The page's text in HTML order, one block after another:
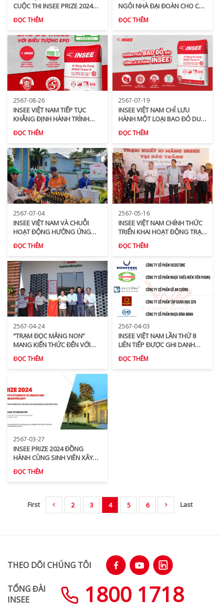
CUỘC THI INSEE PRIZE 2024
CUỘC TRANH TÀI CỦA NHỮNG
Ý TƯỞNG XÂY DỰNG BỀN
ĐỌC THÊM
NGÔI NHÀ ĐẠI ĐOÀN CHO CÁC
HỘ DÂN KHÓ KHĂN TẠI HUYỆN
KIÊN LƯƠNG TRONG NĂM
ĐỌC THÊM
2567-08-26
INSEE VIỆT NAM TIẾP TỤC
KHẲNG ĐỊNH HÀNH TRÌNH
PHÁT TRIỂN BỀN VỮNG VÀ
TĂNG CƯỜNG NHẬN DIỆN
TUYÊN BỐ SẢN PHẨM MÔI
TRƯỜNG (EPD) TRÊN BAO BÌ
ĐỌC THÊM
2567-07-19
INSEE VIỆT NAM CHỈ LƯU
HÀNH MỘT LOẠI BAO ĐỎ DUY
NHẤT CHO SẢN PHẨM XI
MĂNG ĐA DỤNG INSEE
ĐỌC THÊM
2567-07-04
INSEE VIỆT NAM VÀ CHUỖI
HOẠT ĐỘNG HƯỞNG ỨNG
NGÀY MÔI TRƯỜNG THẾ GIỚI
ĐỌC THÊM
2567-05-16
INSEE VIỆT NAM CHÍNH THỨC
TRIỂN KHAI HOẠT ĐỘNG TRẠM
XUẤT XI MĂNG MỚI TẠI SÓC
TRĂNG
ĐỌC THÊM
2567-04-24
“TRẠM ĐỌC MĂNG NON”
MANG KIẾN THỨC ĐẾN VỚI
TRẺ EM TẠI HUYỆN KIÊN
LƯƠNG, TỈNH KIÊN GIANG
ĐỌC THÊM
2567-04-03
INSEE VIỆT NAM LẦN THỨ 8
LIÊN TIẾP ĐƯỢC GHI DANH
TRONG TOP 10 CÔNG TY VẬT
LIỆU XÂY DỰNG
ĐỌC THÊM
2567-03-27
INSEE PRIZE 2024 ĐỒNG
HÀNH CÙNG SINH VIÊN XÂY
DỰNG ƯỚC MƠ BỀN VỮNG
CHO CỘNG ĐỒNG
ĐỌC THÊM
First 2 3 4 5 6 Last
THEO DÕI CHÚNG TÔI
TỔNG ĐÀI
INSEE
1800 1718